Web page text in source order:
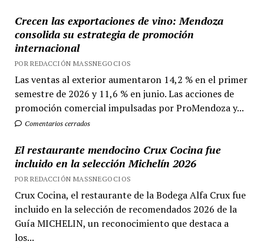
Crecen las exportaciones de vino: Mendoza
consolida su estrategia de promoción
internacional
POR REDACCIÓN MASSNEGOCIOS
Las ventas al exterior aumentaron 14,2 % en el primer
semestre de 2026 y 11,6 % en junio. Las acciones de
promoción comercial impulsadas por ProMendoza y...
Comentarios cerrados
El restaurante mendocino Crux Cocina fue
incluido en la selección Michelín 2026
POR REDACCIÓN MASSNEGOCIOS
Crux Cocina, el restaurante de la Bodega Alfa Crux fue
incluido en la selección de recomendados 2026 de la
Guía MICHELIN, un reconocimiento que destaca a
los...